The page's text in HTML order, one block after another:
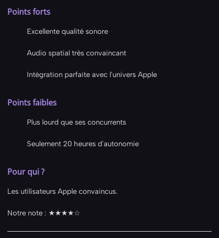
Points forts
Excellente qualité sonore
Audio spatial très convaincant
Intégration parfaite avec l'univers Apple
Points faibles
Plus lourd que ses concurrents
Seulement 20 heures d'autonomie
Pour qui ?
Les utilisateurs Apple convaincus.
Notre note : ★★★★☆